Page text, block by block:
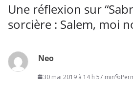
Une réflexion sur “
sorcière : Salem, moi
Neo
30 mai 2019 à 14 h 57 min